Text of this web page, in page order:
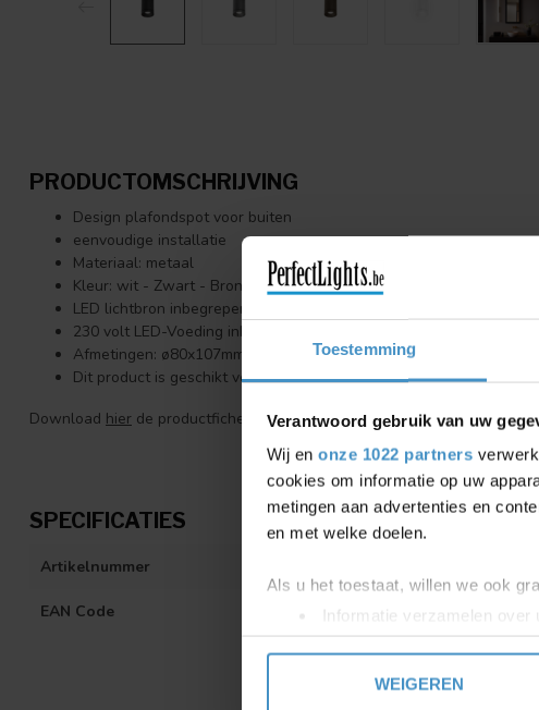
Toestemming
Verantwoord gebruik van uw
Wij en onze 1022 partners
cookies om informatie op uw
metingen aan advertenties en
en met welke doelen.
Als u het toestaat, willen we ook
Informatie verzamelen
Uw apparaat identificeren
toestemming op elk moment
WEIGEREN
PRODUCTOMSCHRIJVING
Design plafondspot voor buiten
eenvoudige installatie
Materiaal: metaal
Kleur: wit - Zwart - Brons - Antraciet grijs
LED lichtbron inbegrepen (10,5W - 3000K - 455lm - CRI90)
230 volt LED-Voeding inbegrepen
Afmetingen: ø80x107mm
Dit product is geschikt voor buitengebruik (IP65
Download hier de productfiche
SPECIFICATIES
Artikelnummer
EAN Code 5,40404E+12